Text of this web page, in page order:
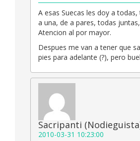
A esas Suecas les doy a
a una, de a pares, todas
Atencion al por mayor.
Despues me van a tener que
pies para adelante (?), pero
Sacripanti
2010-03-31 10:23:00